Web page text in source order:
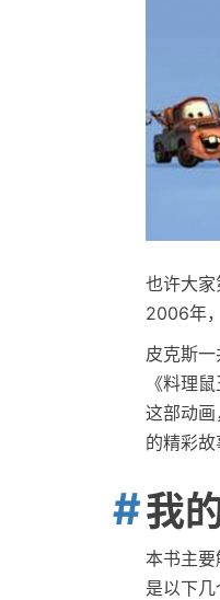
也许大家
2006年
皮克斯
《料理
这部动
的精彩故
我
本书主
是以下几